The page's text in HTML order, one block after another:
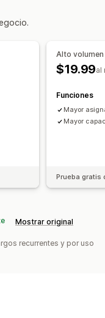
Alto volumen
$19.99al
Funciones
Mayor
Mayor
Prueba gratis
Mostrar original
recurrentes y por uso